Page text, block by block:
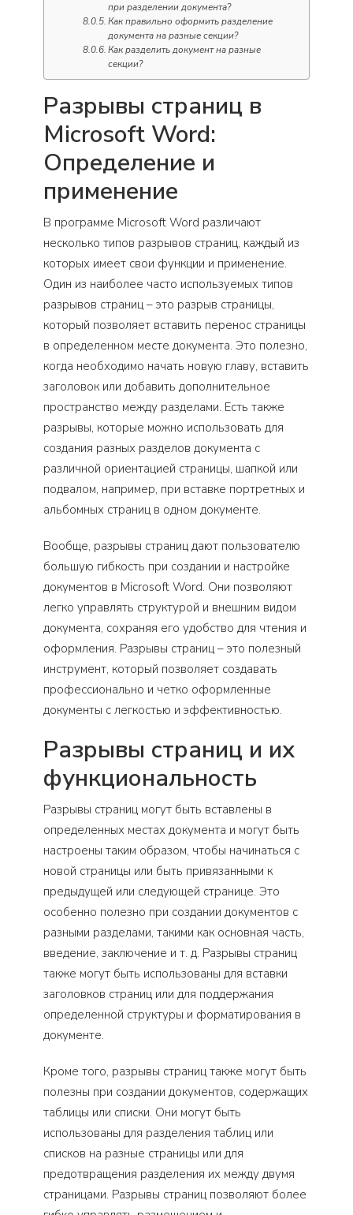
при разделении документа?
Как правильно оформить разделение
документа на разные секции?
Как разделить документ на разные
секции?
Разрывы страниц в
Microsoft Word:
Определение и
применение
В программе Microsoft Word различают
несколько типов разрывов страниц, каждый из
которых имеет свои функции и применение.
Один из наиболее часто используемых типов
разрывов страниц – это разрыв страницы,
который позволяет вставить перенос страницы
в определенном месте документа. Это полезно,
когда необходимо начать новую главу, вставить
заголовок или добавить дополнительное
пространство между разделами. Есть также
разрывы, которые можно использовать для
создания разных разделов документа с
различной ориентацией страницы, шапкой или
подвалом, например, при вставке портретных и
альбомных страниц в одном документе.
Вообще, разрывы страниц дают пользователю
большую гибкость при создании и настройке
документов в Microsoft Word. Они позволяют
легко управлять структурой и внешним видом
документа, сохраняя его удобство для чтения и
оформления. Разрывы страниц – это полезный
инструмент, который позволяет создавать
профессионально и четко оформленные
документы с легкостью и эффективностью.
Разрывы страниц и их
функциональность
Разрывы страниц могут быть вставлены в
определенных местах документа и могут быть
настроены таким образом, чтобы начинаться с
новой страницы или быть привязанными к
предыдущей или следующей странице. Это
особенно полезно при создании документов с
разными разделами, такими как основная часть,
введение, заключение и т. д. Разрывы страниц
также могут быть использованы для вставки
заголовков страниц или для поддержания
определенной структуры и форматирования в
документе.
Кроме того, разрывы страниц также могут быть
полезны при создании документов, содержащих
таблицы или списки. Они могут быть
использованы для разделения таблиц или
списков на разные страницы или для
предотвращения разделения их между двумя
страницами. Разрывы страниц позволяют более